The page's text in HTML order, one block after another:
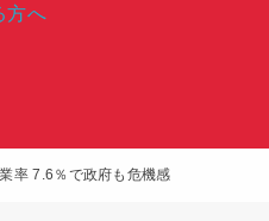
方へ
率 7.6％で政府も危機感